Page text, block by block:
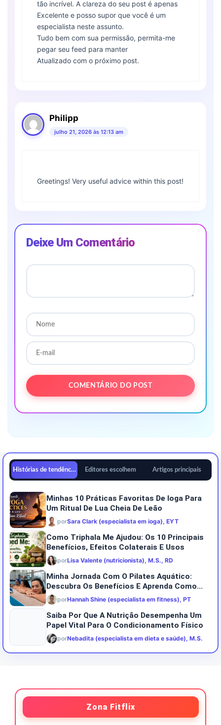
tão incrível. A clareza do seu post é apenas
Excelente e posso supor que você é um
especialista neste assunto.
Tudo bem com sua permissão, permita-me
pegar seu feed para manter
Atualizado com o próximo post.
Philipp
julho 21, 2026 às 12:13 am
Greetings! Very useful advice within this post!
Deixe Um Comentário
Histórias de tendências Editores escolhem Artigos principais
Minhas 10 Práticas Favoritas De Ioga Para
Um Ritual De Lua Cheia De Leão
porSara Clark (especialista em ioga), EYT
Como Triphala Me Ajudou: Os 10 Principais
Benefícios, Efeitos Colaterais E Usos
porLisa Valente (nutricionista), M.S., RD
Minha Jornada Com O Pilates Aquático:
Descubra Os Benefícios E Aprenda Como...
porHannah Shine (especialista em fitness), PT
Saiba Por Que A Nutrição Desempenha Um
Papel Vital Para O Condicionamento Físico
porNebadita (especialista em dieta e saúde), M.S.
Zona Fitflix